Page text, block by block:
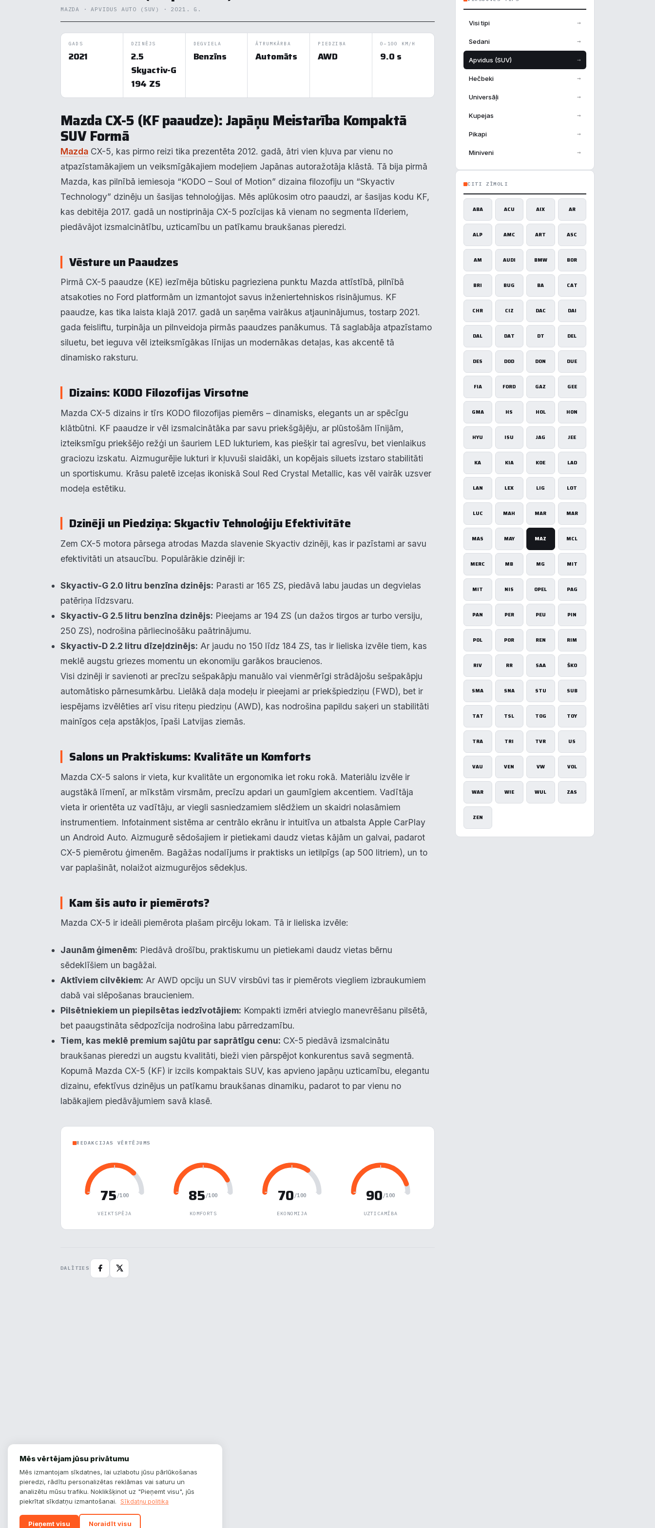
MAZDA · APVIDUS AUTO (SUV) · 2021. G.
GADS
2021
DZINĒJS
2.5
Skyactiv-G
194 ZS
DEGVIELA
Benzīns
ĀTRUMKĀRBA
Automāts
PIEDZIŅA
AWD
0–100 KM/H
9.0 s
Mazda CX-5 (KF paaudze): Japāņu Meistarība Kompaktā
SUV Formā
Mazda CX-5, kas pirmo reizi tika prezentēta 2012. gadā, ātri vien kļuva par vienu no
atpazīstamākajiem un veiksmīgākajiem modeļiem Japānas autoražotāja klāstā. Tā bija pirmā
Mazda, kas pilnībā iemiesoja “KODO – Soul of Motion” dizaina filozofiju un “Skyactiv
Technology” dzinēju un šasijas tehnoloģijas. Mēs aplūkosim otro paaudzi, ar šasijas kodu KF,
kas debitēja 2017. gadā un nostiprināja CX-5 pozīcijas kā vienam no segmenta līderiem,
piedāvājot izsmalcinātību, uzticamību un patīkamu braukšanas pieredzi.
Vēsture un Paaudzes
Pirmā CX-5 paaudze (KE) iezīmēja būtisku pagrieziena punktu Mazda attīstībā, pilnībā
atsakoties no Ford platformām un izmantojot savus inženiertehniskos risinājumus. KF
paaudze, kas tika laista klajā 2017. gadā un saņēma vairākus atjauninājumus, tostarp 2021.
gada feisliftu, turpināja un pilnveidoja pirmās paaudzes panākumus. Tā saglabāja atpazīstamo
siluetu, bet ieguva vēl izteiksmīgākas līnijas un modernākas detaļas, kas akcentē tā
dinamisko raksturu.
Dizains: KODO Filozofijas Virsotne
Mazda CX-5 dizains ir tīrs KODO filozofijas piemērs – dinamisks, elegants un ar spēcīgu
klātbūtni. KF paaudze ir vēl izsmalcinātāka par savu priekšgājēju, ar plūstošām līnijām,
izteiksmīgu priekšējo režģi un šauriem LED lukturiem, kas piešķir tai agresīvu, bet vienlaikus
graciozu izskatu. Aizmugurējie lukturi ir kļuvuši slaidāki, un kopējais siluets izstaro stabilitāti
un sportiskumu. Krāsu paletē izceļas ikoniskā Soul Red Crystal Metallic, kas vēl vairāk uzsver
modeļa estētiku.
Dzinēji un Piedziņa: Skyactiv Tehnoloģiju Efektivitāte
Zem CX-5 motora pārsega atrodas Mazda slavenie Skyactiv dzinēji, kas ir pazīstami ar savu
efektivitāti un atsaucību. Populārākie dzinēji ir:
Skyactiv-G 2.0 litru benzīna dzinējs: Parasti ar 165 ZS, piedāvā labu jaudas un degvielas
patēriņa līdzsvaru.
Skyactiv-G 2.5 litru benzīna dzinējs: Pieejams ar 194 ZS (un dažos tirgos ar turbo versiju,
250 ZS), nodrošina pārliecinošāku paātrinājumu.
Skyactiv-D 2.2 litru dīzeļdzinējs: Ar jaudu no 150 līdz 184 ZS, tas ir lieliska izvēle tiem, kas
meklē augstu griezes momentu un ekonomiju garākos braucienos.
Visi dzinēji ir savienoti ar precīzu sešpakāpju manuālo vai vienmērīgi strādājošu sešpakāpju
automātisko pārnesumkārbu. Lielākā daļa modeļu ir pieejami ar priekšpiedziņu (FWD), bet ir
iespējams izvēlēties arī visu riteņu piedziņu (AWD), kas nodrošina papildu saķeri un stabilitāti
mainīgos ceļa apstākļos, īpaši Latvijas ziemās.
Salons un Praktiskums: Kvalitāte un Komforts
Mazda CX-5 salons ir vieta, kur kvalitāte un ergonomika iet roku rokā. Materiālu izvēle ir
augstākā līmenī, ar mīkstām virsmām, precīzu apdari un gaumīgiem akcentiem. Vadītāja
vieta ir orientēta uz vadītāju, ar viegli sasniedzamiem slēdžiem un skaidri nolasāmiem
instrumentiem. Infotainment sistēma ar centrālo ekrānu ir intuitīva un atbalsta Apple CarPlay
un Android Auto. Aizmugurē sēdošajiem ir pietiekami daudz vietas kājām un galvai, padarot
CX-5 piemērotu ģimenēm. Bagāžas nodalījums ir praktisks un ietilpīgs (ap 500 litriem), un to
var paplašināt, nolaižot aizmugurējos sēdekļus.
Kam šis auto ir piemērots?
Mazda CX-5 ir ideāli piemērota plašam pircēju lokam. Tā ir lieliska izvēle:
Jaunām ģimenēm: Piedāvā drošību, praktiskumu un pietiekami daudz vietas bērnu
sēdeklīšiem un bagāžai.
Aktīviem cilvēkiem: Ar AWD opciju un SUV virsbūvi tas ir piemērots viegliem izbraukumiem
dabā vai slēpošanas braucieniem.
Pilsētniekiem un piepilsētas iedzīvotājiem: Kompakti izmēri atvieglo manevrēšanu pilsētā,
bet paaugstināta sēdpozīcija nodrošina labu pārredzamību.
Tiem, kas meklē premium sajūtu par saprātīgu cenu: CX-5 piedāvā izsmalcinātu
braukšanas pieredzi un augstu kvalitāti, bieži vien pārspējot konkurentus savā segmentā.
Kopumā Mazda CX-5 (KF) ir izcils kompaktais SUV, kas apvieno japāņu uzticamību, elegantu
dizainu, efektīvus dzinējus un patīkamu braukšanas dinamiku, padarot to par vienu no
labākajiem piedāvājumiem savā klasē.
REDAKCIJAS VĒRTĒJUMS
75 /100
VEIKTSPĒJA
85 /100
KOMFORTS
70 /100
EKONOMIJA
90 /100
UZTICAMĪBA
DALĪTIES
Visi tipi →
Sedani →
Apvidus (SUV) →
Hečbeki →
Universāļi →
Kupejas →
Pikapi →
Miniveni →
CITI ZĪMOLI
ABA ACU AIX AR
ALP AMC ART ASC
AM AUDI BMW BOR
BRI BUG BA CAT
CHR CIZ DAC DAI
DAL DAT DT DEL
DES DOD DON DUE
FIA FORD GAZ GEE
GMA HS HOL HON
HYU ISU JAG JEE
KA KIA KOE LAD
LAN LEX LIG LOT
LUC MAH MAR MAR
MAS MAY MAZ MCL
MERC MB MG MIT
MIT NIS OPEL PAG
PAN PER PEU PIN
POL POR REN RIM
RIV RR SAA ŠKO
SMA SNA STU SUB
TAT TSL TOG TOY
TRA TRI TVR US
VAU VEN VW VOL
WAR WIE WUL ZAS
ZEN
Mēs vērtējam jūsu privātumu
Mēs izmantojam sīkdatnes, lai uzlabotu jūsu pārlūkošanas
pieredzi, rādītu personalizētas reklāmas vai saturu un
analizētu mūsu trafiku. Noklikšķinot uz "Pieņemt visu", jūs
piekrītat sīkdatņu izmantošanai. Sīkdatņu politika
Pieņemt visu Noraidīt visu
Piekrišanas preferences
informāciju par visām sīk ... Rādīt vairāk
▶ Nepieciešamās Vienmēr aktīvs
Funkcionālais
▶ Analītika
▶ Veiktspēja
Noraidīt visu Saglabāt preferences Pieņemt visu